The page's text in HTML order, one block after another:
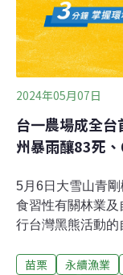
場長表示，草莓
（CFP-PCR）生
棄回收的碳足跡
2024年05月07日
台一農場成全
州暴雨釀83死
5月6日大雪山青
食習性有關林業
行台灣黑熊活動的
灣黑熊就近取食
苗栗 永續漁業